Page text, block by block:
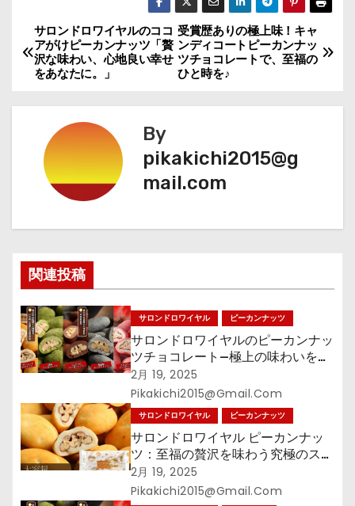
投
稿
ナ
ビ
ゲ
シ
ョ
ン
受賞歴ありの極上味！キャ
ンディコートピーカンナッ
ツチョコレートで、至福の
ひと時を♪
サロンドロワイヤルのココ
アがけピーカンナッツ「贅
沢な味わい、心地良い幸せ
をあなたに。」
By
pikakichi2015@g
mail.com
関連投稿
サロンドロワイヤル ピーカンナッツ
サロンドロワイヤルのピーカンナッ
ツチョコレート—極上の味わいをあ
なたに
2月 19, 2025
Pikakichi2015@gmail.com
サロンドロワイヤル ピーカンナッツ
サロンドロワイヤル ピーカンナッ
ツ：至福の贅沢を味わう究極のスイ
ーツ
2月 19, 2025
Pikakichi2015@gmail.com